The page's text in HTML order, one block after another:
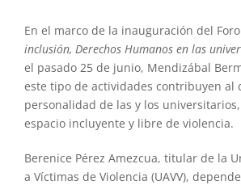
En el marco de la inauguración del Foro
inclusión, Derechos Humanos en las
el pasado 25 de junio, Mendizábal
este tipo de actividades contribuyen al
personalidad de las y los
espacio incluyente y libre de violencia.
Berenice Pérez Amezcua, titular de la
a Víctimas de Violencia (UAVV),